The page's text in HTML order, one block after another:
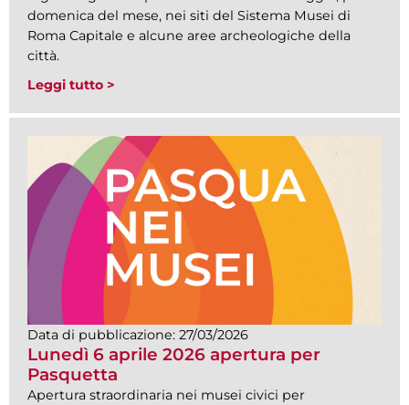
domenica del mese, nei siti del Sistema Musei di
Roma Capitale e alcune aree archeologiche della
città.
Leggi tutto >
Data di pubblicazione: 27/03/2026
Lunedì 6 aprile 2026 apertura per
Pasquetta
Apertura straordinaria nei musei civici per